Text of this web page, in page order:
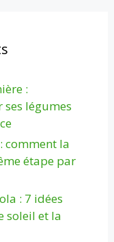
:
légumes
comment la
étape par
: 7 idées
soleil et la